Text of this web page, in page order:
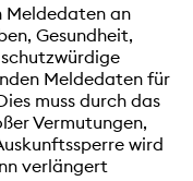
Meldedaten an
Gesundheit,
Meldedaten für
muss durch das
Vermutungen,
wird
verlängert